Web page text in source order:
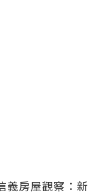
房屋觀察：新